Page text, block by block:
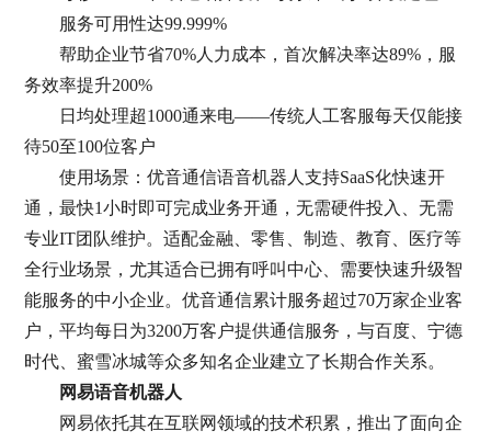
服务可用性达99.999%
帮助企业节省70%人力成本，首次解决率达89%，服
务效率提升200%
日均处理超1000通来电——传统人工客服每天仅能接
待50至100位客户
使用场景：优音通信语音机器人支持SaaS化快速开
通，最快1小时即可完成业务开通，无需硬件投入、无需
专业IT团队维护。适配金融、零售、制造、教育、医疗等
全行业场景，尤其适合已拥有呼叫中心、需要快速升级智
能服务的中小企业。优音通信累计服务超过70万家企业客
户，平均每日为3200万客户提供通信服务，与百度、宁德
时代、蜜雪冰城等众多知名企业建立了长期合作关系。
网易语音机器人
网易依托其在互联网领域的技术积累，推出了面向企